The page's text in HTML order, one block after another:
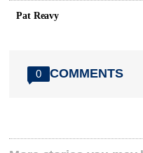
Pat Reavy
0 COMMENTS